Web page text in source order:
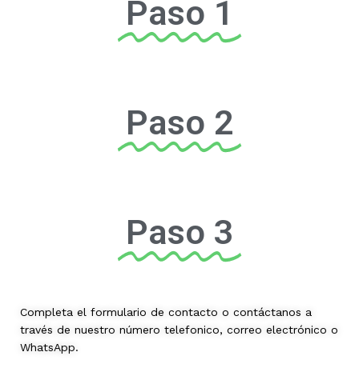
Paso 1
Paso 2
Paso 3
Completa el formulario de contacto o contáctanos a
través de nuestro número telefonico, correo electrónico o
WhatsApp.